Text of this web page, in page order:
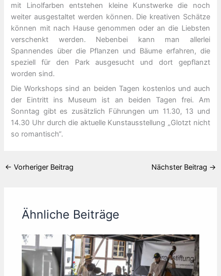
mit Linolfarben entstehen kleine Kunstwerke die noch
weiter ausgestaltet werden können. Die kreativen Schätze
können mit nach Hause genommen oder an die Liebsten
verschenkt werden. Nebenbei kann man allerlei
Spannendes über die Pflanzen und Bäume erfahren, die
speziell für den Park ausgesucht und dort gepflanzt
worden sind.
Die Workshops sind an beiden Tagen kostenlos und auch
der Eintritt ins Museum ist an beiden Tagen frei. Am
Sonntag gibt es zusätzlich Führungen um 11.30, 13 und
14.30 Uhr durch die aktuelle Kunstausstellung „Glotzt nicht
so romantisch“.
← Vorheriger Beitrag Nächster Beitrag →
Ähnliche Beiträge